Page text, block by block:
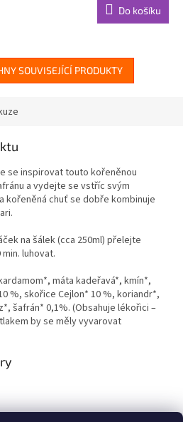
Do košíku
SOUVISEJÍCÍ PRODUKTY
se inspirovat touto kořeněnou
a vydejte se vstříc svým
kořeněná chuť se dobře kombinuje
na šálek (cca 250ml) přelejte
luhovat.
máta kadeřavá*, kmín*,
%, skořice Cejlon* 10 %, koriandr*,
šafrán* 0,1%. (Obsahuje lékořici –
by se měly vyvarovat